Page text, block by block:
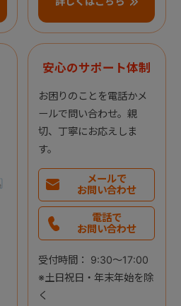
安心のサポート体制
お困りのことを電話かメ
ールで問い合わせ。親
切、丁寧にお応えしま
す。
メールで
お問い合わせ
電話で
お問い合わせ
受付時間： 9:30～17:00
※土日祝日・年末年始を除
く